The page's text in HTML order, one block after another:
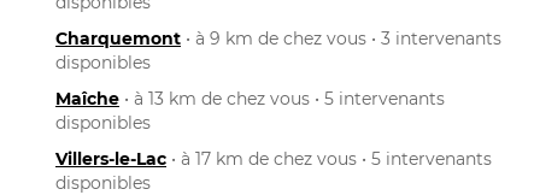
Charquemont • à 9 km de chez vous • 3 intervenants
disponibles
Maîche • à 13 km de chez vous • 5 intervenants
disponibles
Villers-le-Lac • à 17 km de chez vous • 5 intervenants
disponibles